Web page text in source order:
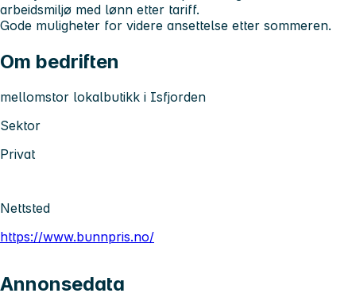
arbeidsmiljø med lønn etter tariff.
Gode muligheter for videre ansettelse etter sommeren.
Om bedriften
mellomstor lokalbutikk i Isfjorden
Sektor
Privat
Nettsted
https://www.bunnpris.no/
Annonsedata